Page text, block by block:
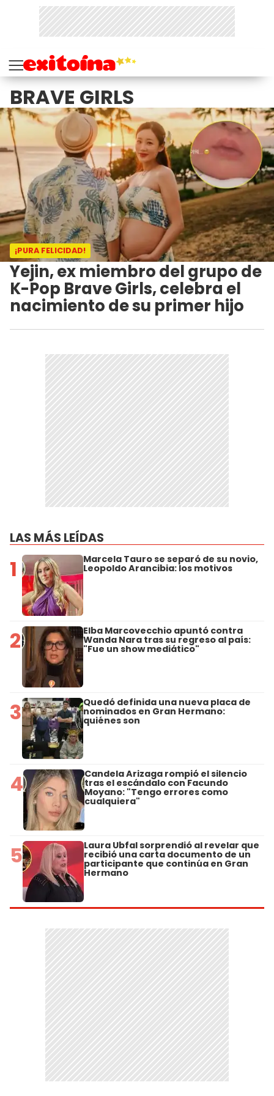
BRAVE GIRLS
¡PURA FELICIDAD!
Yejin, ex miembro del grupo de
K-Pop Brave Girls, celebra el
nacimiento de su primer hijo
LAS MÁS LEÍDAS
1 Marcela Tauro se separó de su novio,
Leopoldo Arancibia: los motivos
2 Elba Marcovecchio apuntó contra
Wanda Nara tras su regreso al país:
"Fue un show mediático"
3 Quedó definida una nueva placa de
nominados en Gran Hermano:
quiénes son
4 Candela Arizaga rompió el silencio
tras el escándalo con Facundo
Moyano: "Tengo errores como
cualquiera"
5 Laura Ubfal sorprendió al revelar que
recibió una carta documento de un
participante que continúa en Gran
Hermano